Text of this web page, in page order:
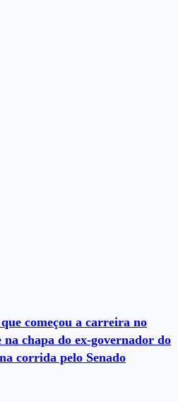
começou a carreira no
chapa do ex-governador do
corrida pelo Senado